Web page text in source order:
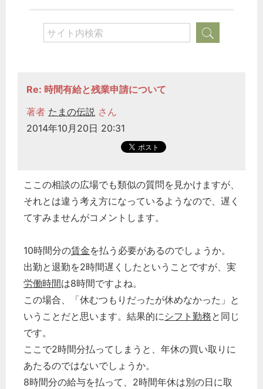
Re: 時間有給と残業申請について
著者 たまの伝説 さん
2014年10月20日 20:31
ここの相談の広場でも類似の質問を見かけますが、
それとは違う考え方になっているようなので、遅く
てすみませんがコメントします。
10時間分の賃金を払う必要があるのでしょうか。
出勤と退勤を2時間遅くしたということですが、実
労働時間は8時間ですよね。
この場合、「休むつもりだったが休めなかった」と
いうことだと思います。結果的にシフト勤務と同じ
です。
ここで2時間分払ってしまうと、年休の買い取りに
あたるのではないでしょうか。
8時間分の給与を払って、2時間年休は別の日に取